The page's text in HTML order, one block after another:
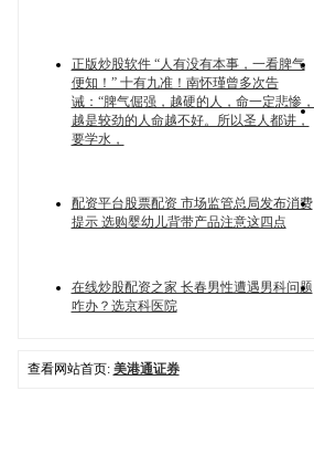
正版炒股软件 “人有没有本事，一看脾气
便知！” 十有九准！南怀瑾曾多次告
诫：“脾气倔强，越硬的人，命一定悲惨，
越是较劲的人命越不好。所以圣人都讲，
要学水，
配资平台股票配资 市场监管总局发布消费
提示 选购婴幼儿背带产品注意这四点
在线炒股配资之家 长春男性遭遇男科问题
咋办？选京科医院
查看网站首页: 美港通证券